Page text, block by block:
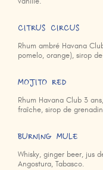
CITRUS CIRCUS
Rhum ambré Havana
pomelo, orange), sirop
MOJITO RED
Rhum Havana Club 3
fraîche, sirop de
BURNING MULE
Whisky, ginger beer, jus
Angostura, Tabasco.